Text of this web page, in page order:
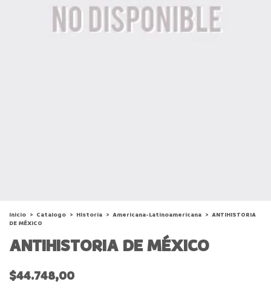
Inicio > Catalogo > Historia > Americana-Latinoamericana > ANTIHISTORIA
DE MÉXICO
ANTIHISTORIA DE MÉXICO
$44.748,00